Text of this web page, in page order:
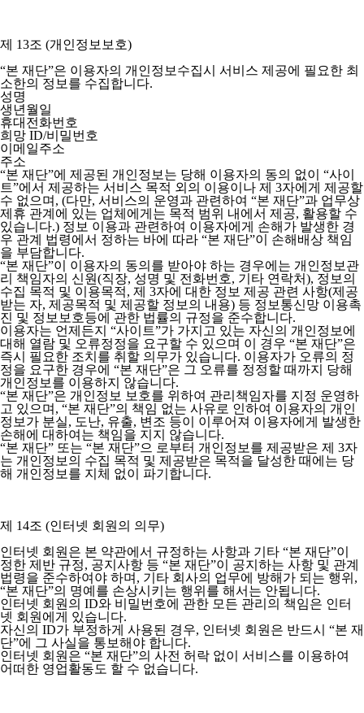
제 13조 (개인정보보호)
“본 재단”은 이용자의 개인정보수집시 서비스 제공에 필요한 최
소한의 정보를 수집합니다.
성명
생년월일
휴대전화번호
희망 ID/비밀번호
이메일주소
주소
“본 재단”에 제공된 개인정보는 당해 이용자의 동의 없이 “사이
트”에서 제공하는 서비스 목적 외의 이용이나 제 3자에게 제공할
수 없으며, (다만, 서비스의 운영과 관련하여 “본 재단”과 업무상
제휴 관계에 있는 업체에게는 목적 범위 내에서 제공, 활용할 수
있습니다.) 정보 이용과 관련하여 이용자에게 손해가 발생한 경
우 관계 법령에서 정하는 바에 따라 “본 재단”이 손해배상 책임
을 부담합니다.
“본 재단”이 이용자의 동의를 받아야 하는 경우에는 개인정보관
리 책임자의 신원(직장, 성명 및 전화번호, 기타 연락처), 정보의
수집 목적 및 이용목적, 제 3자에 대한 정보 제공 관련 사항(제공
받는 자, 제공목적 및 제공할 정보의 내용) 등 정보통신망 이용촉
진 및 정보보호등에 관한 법률의 규정을 준수합니다.
이용자는 언제든지 “사이트”가 가지고 있는 자신의 개인정보에
대해 열람 및 오류정정을 요구할 수 있으며 이 경우 “본 재단”은
즉시 필요한 조치를 취할 의무가 있습니다. 이용자가 오류의 정
정을 요구한 경우에 “본 재단”은 그 오류를 정정할 때까지 당해
개인정보를 이용하지 않습니다.
“본 재단”은 개인정보 보호를 위하여 관리책임자를 지정 운영하
고 있으며, “본 재단”의 책임 없는 사유로 인하여 이용자의 개인
정보가 분실, 도난, 유출, 변조 등이 이루어져 이용자에게 발생한
손해에 대하여는 책임을 지지 않습니다.
“본 재단” 또는 “본 재단”으 로부터 개인정보를 제공받은 제 3자
는 개인정보의 수집 목적 및 제공받은 목적을 달성한 때에는 당
해 개인정보를 지체 없이 파기합니다.
제 14조 (인터넷 회원의 의무)
인터넷 회원은 본 약관에서 규정하는 사항과 기타 “본 재단”이
정한 제반 규정, 공지사항 등 “본 재단”이 공지하는 사항 및 관계
법령을 준수하여야 하며, 기타 회사의 업무에 방해가 되는 행위,
“본 재단”의 명예를 손상시키는 행위를 해서는 안됩니다.
인터넷 회원의 ID와 비밀번호에 관한 모든 관리의 책임은 인터
넷 회원에게 있습니다.
자신의 ID가 부정하게 사용된 경우, 인터넷 회원은 반드시 “본 재
단”에 그 사실을 통보해야 합니다.
인터넷 회원은 “본 재단”의 사전 허락 없이 서비스를 이용하여
어떠한 영업활동도 할 수 없습니다.